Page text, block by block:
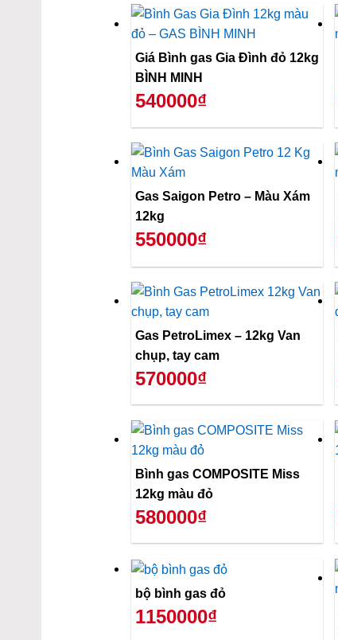
Giá Bình gas Gia Đình đỏ 12kg
BÌNH MINH
540000₫
Gas Saigon Petro – Màu Xám
12kg
550000₫
Gas PetroLimex – 12kg Van
chụp, tay cam
570000₫
Bình gas COMPOSITE Miss
12kg màu đỏ
580000₫
bộ bình gas đỏ
1150000₫